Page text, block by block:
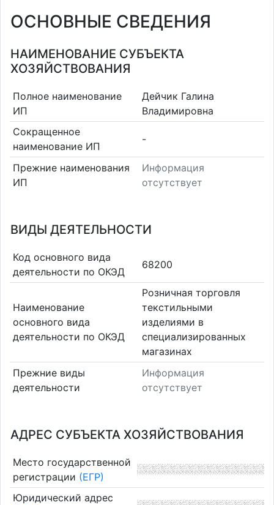
ОСНОВНЫЕ СВЕДЕНИЯ
НАИМЕНОВАНИЕ СУБЪЕКТА
ХОЗЯЙСТВОВАНИЯ
Полное наименование
ИП
Дейчик Галина
Владимировна
Сокращенное
наименование ИП
-
Прежние наименования
ИП
Информация
отсутствует
ВИДЫ ДЕЯТЕЛЬНОСТИ
Код основного вида
деятельности по ОКЭД
68200
Наименование
основного вида
деятельности по ОКЭД
Розничная торговля
текстильными
изделиями в
специализированных
магазинах
Прежние виды
деятельности
Информация
отсутствует
АДРЕС СУБЪЕКТА ХОЗЯЙСТВОВАНИЯ
Место государственной
регистрации (ЕГР)
Юридический адрес